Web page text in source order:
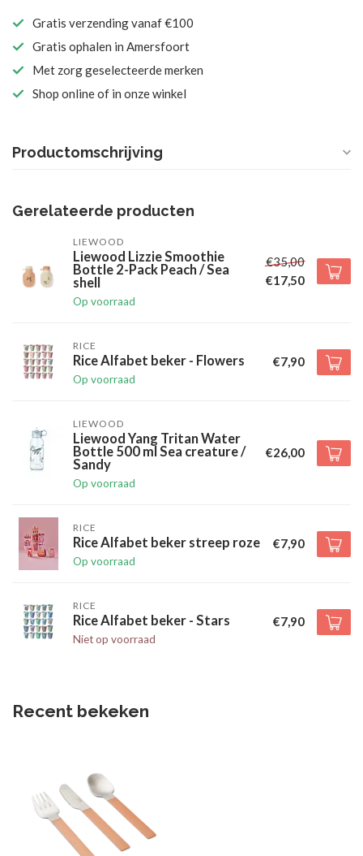
Gratis verzending vanaf €100
Gratis ophalen in Amersfoort
Met zorg geselecteerde merken
Shop online of in onze winkel
Productomschrijving
Gerelateerde producten
LIEWOOD
Liewood Lizzie Smoothie
Bottle 2-Pack Peach / Sea
shell
Op voorraad
€35,00
€17,50
RICE
Rice Alfabet beker - Flowers
Op voorraad
€7,90
LIEWOOD
Liewood Yang Tritan Water
Bottle 500 ml Sea creature /
Sandy
Op voorraad
€26,00
RICE
Rice Alfabet beker streep roze
Op voorraad
€7,90
RICE
Rice Alfabet beker - Stars
Niet op voorraad
€7,90
Recent bekeken